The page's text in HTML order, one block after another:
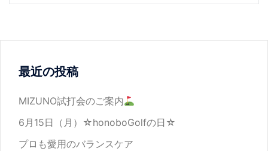
最近の投稿
MIZUNO試打会のご案内
6月15日（月）☆honoboGolfの日☆
プロも愛用のバランスケア